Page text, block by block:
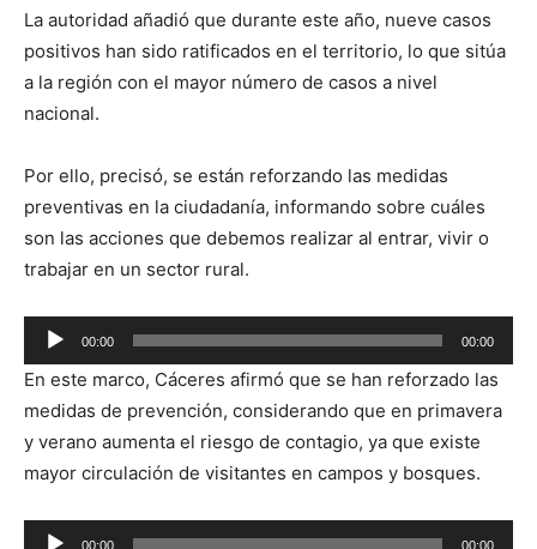
La autoridad añadió que durante este año, nueve casos
positivos han sido ratificados en el territorio, lo que sitúa
a la región con el mayor número de casos a nivel
nacional.
Por ello, precisó, se están reforzando las medidas
preventivas en la ciudadanía, informando sobre cuáles
son las acciones que debemos realizar al entrar, vivir o
trabajar en un sector rural.
Reproductor
de
audio
00:00 00:00
En este marco, Cáceres afirmó que se han reforzado las
medidas de prevención, considerando que en primavera
y verano aumenta el riesgo de contagio, ya que existe
mayor circulación de visitantes en campos y bosques.
Reproductor
00:00 00:00